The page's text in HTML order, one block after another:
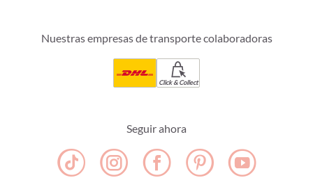
Nuestras empresas de transporte colaboradoras
Click & Collect
Seguir ahora